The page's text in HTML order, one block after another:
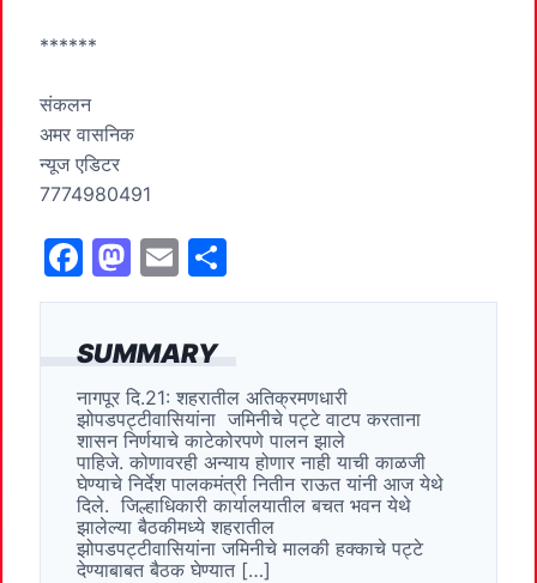
SUMMARY
नागपूर दि.21: शहरातील अतिक्रमणधारी
झोपडपट्टीवासियांना जमिनीचे पट्टे वाटप करताना
शासन निर्णयाचे काटेकोरपणे पालन झाले
पाहिजे. कोणावरही अन्याय होणार नाही याची काळजी
घेण्याचे निर्देश पालकमंत्री नितीन राऊत यांनी आज येथे
दिले. जिल्हाधिकारी कार्यालयातील बचत भवन येथे
झालेल्या बैठकीमध्ये शहरातील
झोपडपट्टीवासियांना जमिनीचे मालकी हक्काचे पट्टे
देण्याबाबत बैठक घेण्यात […]
******
संकलन
अमर वासनिक
न्यूज एडिटर
7774980491
F
a
c
e
b
o
o
k
M
a
st
o
d
o
n
E
m
ai
l
h